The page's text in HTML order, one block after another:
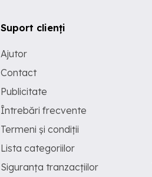
Suport clienți
Ajutor
Contact
Publicitate
Întrebări frecvente
Termeni și condiții
Lista categoriilor
Siguranța tranzacțiilor